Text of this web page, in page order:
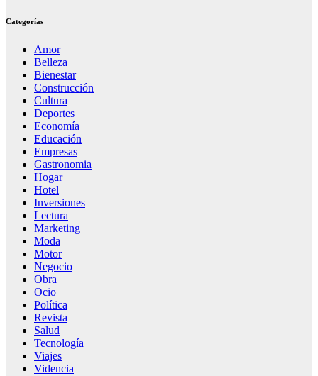
Categorías
Amor
Belleza
Bienestar
Construcción
Cultura
Deportes
Economía
Educación
Empresas
Gastronomia
Hogar
Hotel
Inversiones
Lectura
Marketing
Moda
Motor
Negocio
Obra
Ocio
Política
Revista
Salud
Tecnología
Viajes
Videncia